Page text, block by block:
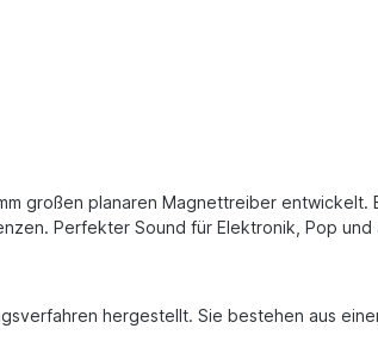
großen planaren Magnettreiber
Perfekter Sound für Elektronik, Pop
hergestellt. Sie bestehen aus